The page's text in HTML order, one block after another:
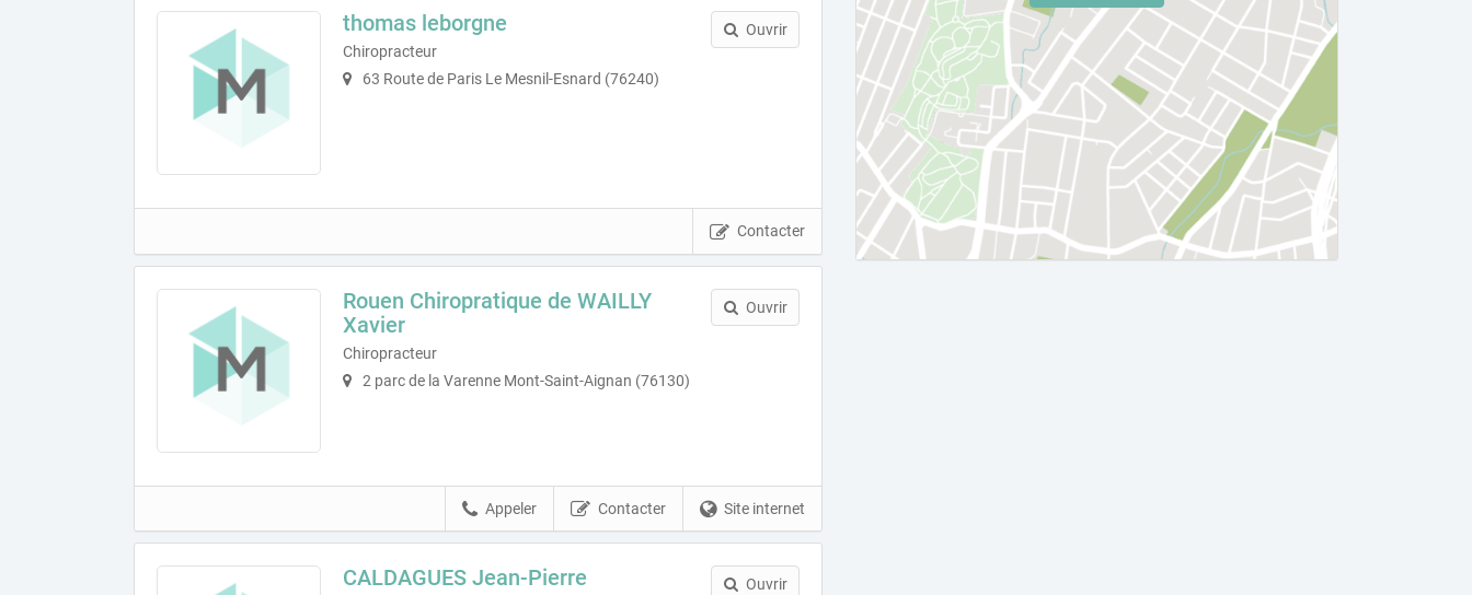
thomas leborgne
Chiropracteur
63 Route de Paris Le Mesnil-Esnard (76240)
Ouvrir
Contacter
Rouen Chiropratique de WAILLY
Xavier
Chiropracteur
2 parc de la Varenne Mont-Saint-Aignan (76130)
Ouvrir
Site internet
Contacter
Appeler
CALDAGUES Jean-Pierre Ouvrir